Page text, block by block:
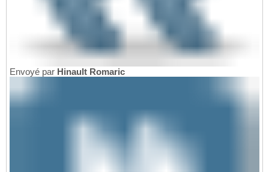
Envoyé par Hinault Romaric